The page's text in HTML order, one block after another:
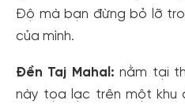
Độ mà bạn đừng bỏ lỡ
của mình.
Đền Taj Mahal:nằm tại
này tọa lạc trên một khu